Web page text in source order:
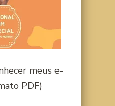
meus e-
PDF)